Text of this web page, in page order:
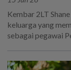
Kembar 2LT
keluarga yang
sebagai pegawai